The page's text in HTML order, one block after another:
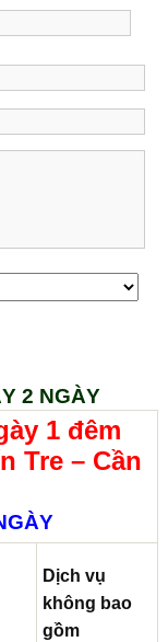
2 NGÀY
1 đêm
Tre – Cần
Dịch vụ
không bao
gồm